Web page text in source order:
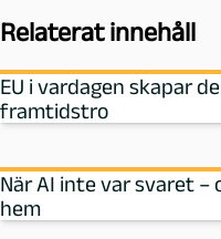
Relaterat innehåll
EU i vardagen skapar
framtidstro
När AI inte var svaret
hem